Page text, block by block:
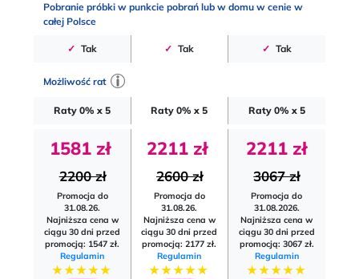
Pobranie próbki w punkcie pobrań lub w domu w cenie w
całej Polsce
✓ Tak ✓ Tak ✓ Tak
Możliwość rat
Raty 0% x 5 Raty 0% x 5 Raty 0% x 5
1581 zł
2200 zł
Promocja do
31.08.26.
Najniższa cena w
ciągu 30 dni przed
promocją: 1547 zł.
Regulamin
★★★★★
2211 zł
2600 zł
Promocja do
31.08.26.
Najniższa cena w
ciągu 30 dni przed
promocją: 2177 zł.
Regulamin
★★★★★
2211 zł
3067 zł
Promocja do
31.08.2026.
Najniższa cena w
ciągu 30 dni przed
promocją: 3067 zł.
Regulamin
★★★★★